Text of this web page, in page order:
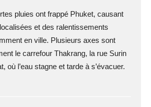
pluies ont frappé Phuket, causant
et des ralentissements
en ville. Plusieurs axes sont
le carrefour Thakrang, la rue Surin
où l’eau stagne et tarde à s’évacuer.